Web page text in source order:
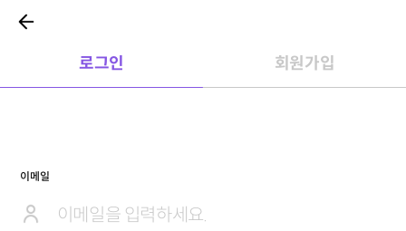
로그인 회원가입
이메일